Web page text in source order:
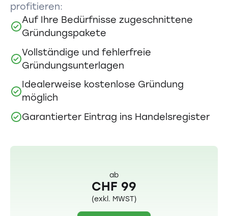
profitieren:
Auf Ihre Bedürfnisse zugeschnittene
Gründungspakete
Vollständige und fehlerfreie
Gründungsunterlagen
Idealerweise kostenlose Gründung
möglich
Garantierter Eintrag ins Handelsregister
ab
CHF 99
(exkl. MWST)